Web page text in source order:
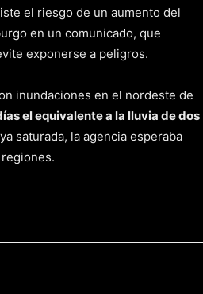
el riesgo de un aumento del
en un comunicado, que
exponerse a peligros.
inundaciones en el nordeste de
el equivalente a la lluvia de dos
saturada, la agencia esperaba